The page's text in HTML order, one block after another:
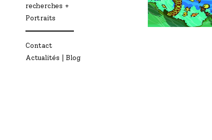
recherches
Portraits
Contact
Actualités | Blog